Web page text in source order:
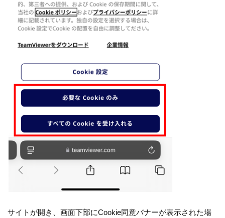
サイトが開き、画面下部にCookie同意バナーが表示された場